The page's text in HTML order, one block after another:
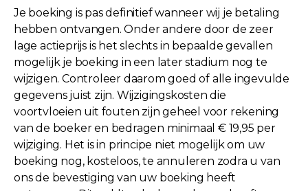
Je boeking is pas definitief wanneer wij je betaling
hebben ontvangen. Onder andere door de zeer
lage actieprijs is het slechts in bepaalde gevallen
mogelijk je boeking in een later stadium nog te
wijzigen. Controleer daarom goed of alle ingevulde
gegevens juist zijn. Wijzigingskosten die
voortvloeien uit fouten zijn geheel voor rekening
van de boeker en bedragen minimaal € 19,95 per
wijziging. Het is in principe niet mogelijk om uw
boeking nog, kosteloos, te annuleren zodra u van
ons de bevestiging van uw boeking heeft